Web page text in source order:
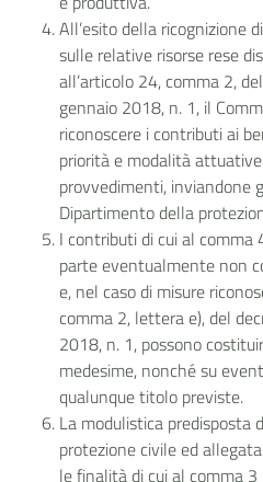
All’esito della ricognizione
sulle relative risorse rese
all’articolo 24, comma 2,
gennaio 2018, n. 1, il
riconoscere i contributi ai
priorità e modalità
provvedimenti, inviandone
Dipartimento della
I contributi di cui al comma
parte eventualmente non
e, nel caso di misure
comma 2, lettera e), del
2018, n. 1, possono
medesime, nonché su
qualunque titolo previste.
La modulistica predisposta
protezione civile ed
le finalità di cui al comma